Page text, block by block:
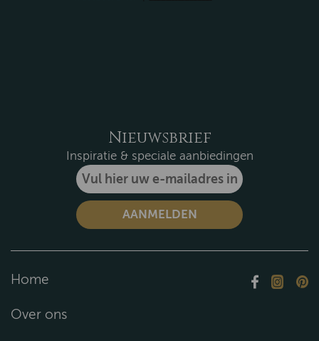
Nieuwsbrief
Inspiratie & speciale aanbiedingen
Home
Over ons